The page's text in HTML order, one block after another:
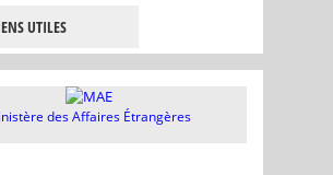
UTILES
des Affaires Étrangères